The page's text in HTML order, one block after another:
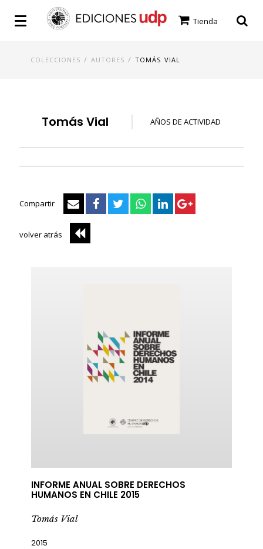
Tienda
COLECCIONES /AUTORES /TOMÁS VIAL
Tomás Vial AÑOS DE ACTIVIDAD
Compartir
volver atrás
INFORME ANUAL SOBRE DERECHOS
HUMANOS EN CHILE 2015
Tomás Vial
2015